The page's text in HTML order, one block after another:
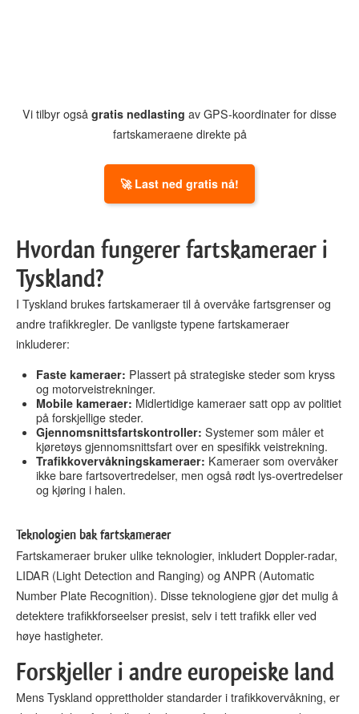
Vi tilbyr også gratis nedlasting av GPS-koordinater for disse
fartskameraene direkte på
🚀 Last ned gratis nå!
Hvordan fungerer fartskameraer i
Tyskland?
I Tyskland brukes fartskameraer til å overvåke fartsgrenser og
andre trafikkregler. De vanligste typene fartskameraer
inkluderer:
Faste kameraer: Plassert på strategiske steder som kryss
og motorveistrekninger.
Mobile kameraer: Midlertidige kameraer satt opp av politiet
på forskjellige steder.
Gjennomsnittsfartskontroller: Systemer som måler et
kjøretøys gjennomsnittsfart over en spesifikk veistrekning.
Trafikkovervåkningskameraer: Kameraer som overvåker
ikke bare fartsovertredelser, men også rødt lys-overtredelser
og kjøring i halen.
Teknologien bak fartskameraer
Fartskameraer bruker ulike teknologier, inkludert Doppler-radar,
LIDAR (Light Detection and Ranging) og ANPR (Automatic
Number Plate Recognition). Disse teknologiene gjør det mulig å
detektere trafikkforseelser presist, selv i tett trafikk eller ved
høye hastigheter.
Forskjeller i andre europeiske land
Mens Tyskland opprettholder standarder i trafikkovervåkning, er